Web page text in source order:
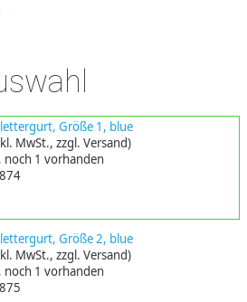
Größe 1, blue
MwSt., zzgl. Versand)
noch 1 vorhanden
Größe 2, blue
MwSt., zzgl. Versand)
noch 1 vorhanden